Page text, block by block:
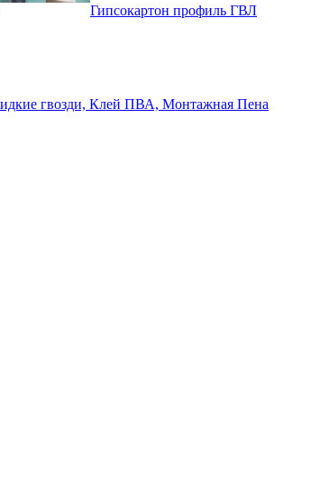
Гипсокартон профиль ГВЛ
гвозди, Клей ПВА, Монтажная Пена